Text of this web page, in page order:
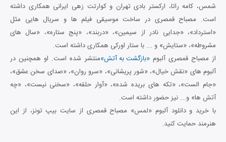
شمس، کامه راتا، ارکستر بادی تهران و کوارتت زهی ایرانی همکاری داشته
است. مصباح قمصری در ساخت موسیقی فیلم ها و سریال هایی مثل
«استرداد»، «جدایی نادر از سیمین»، «دربند»، «پنج ستاره»، «سال های
مشروطه»، «ستایش» و ... با ستار اورکی همکاری داشته است.
از مصباح قمصری آلبوم«بازگشت به آتش»منتشر شده است. او همچنین در
آلبوم های «نقش خیال»، «شور پریشانی»، «سرو روان»، «صدای سخن عشق»،
«جام الست»، «تکه های بریده شده»، «آوار حلقه»، «سخنی نیست»، «چه
آتش ها» و... نیز حضور داشته است.
با خرید و دانلود آلبوم «لمس» مصباح قمصری از سایت بیپ تونز، از این
هنرمند حمایت کنید.